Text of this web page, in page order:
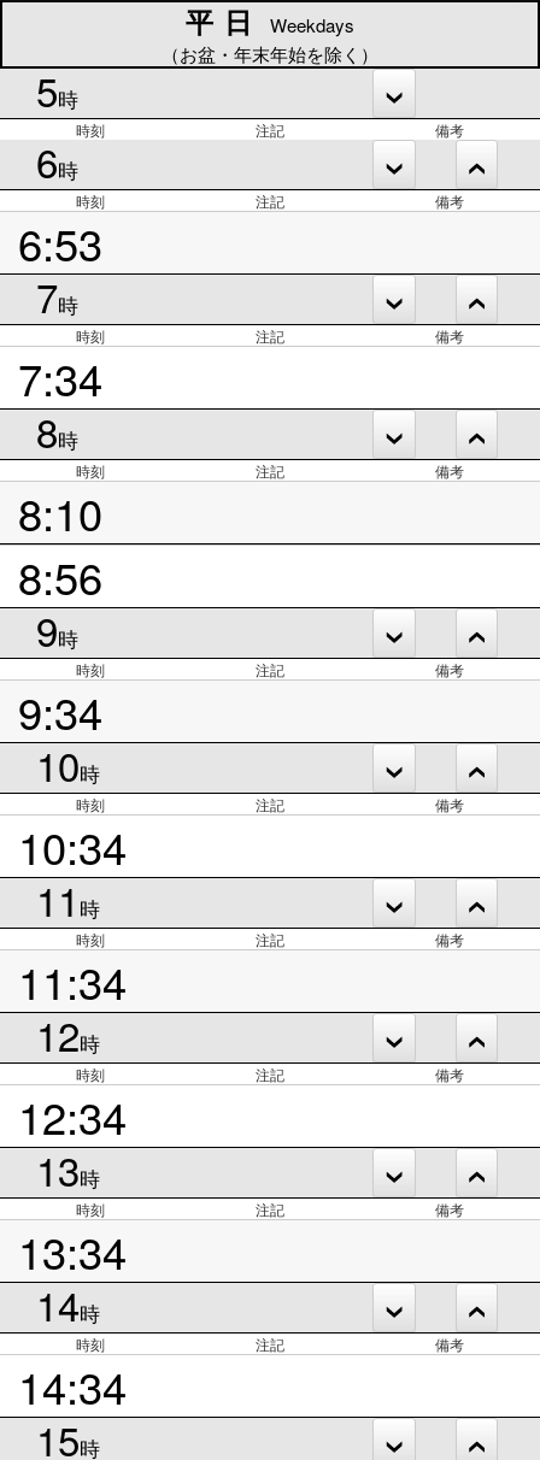
平日
Weekdays
（お盆・年末年始を除く）
5時
時刻 注記 備考
6時
時刻 注記 備考
6:53
7時
時刻 注記 備考
7:34
8時
時刻 注記 備考
8:10
8:56
9時
時刻 注記 備考
9:34
10時
時刻 注記 備考
10:34
11 時
時刻 注記 備考
11:34
12時
時刻 注記 備考
12:34
13時
時刻 注記 備考
13:34
14時
時刻 注記 備考
14:34
15時